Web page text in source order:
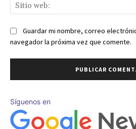
Guardar mi nombre, correo
navegador la próxima vez que comente.
Síguenos en